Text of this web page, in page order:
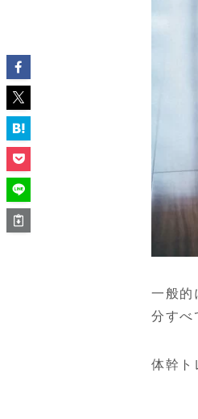
一般的
分すべ
体幹ト